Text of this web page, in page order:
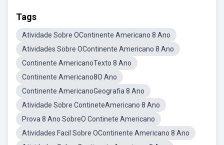
Tags
Atividade Sobre OContinente Americano 8 Ano
Atividades Sobre OContinente Americano 8 Ano
Continente AmericanoTexto 8 Ano
Continente Americano8O Ano
Continente AmericanoGeografia 8 Ano
Atividade Sobre ContineteAmericano 8 Ano
Prova 8 Ano SobreO Continete Americano
Atividades Facil Sobre OContinente Americano 8 Ano